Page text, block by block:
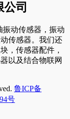
司
振动传感器，振动
传感器。我们还
，传感器配件，
以及结合物联网
鲁ICP备
号